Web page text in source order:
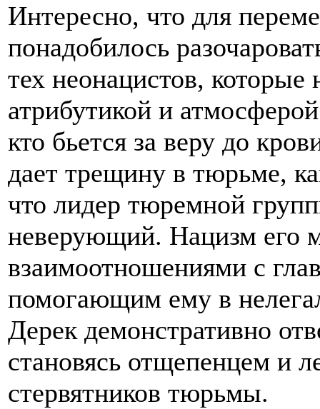
Интересно, что для
понадобилось
тех неонацистов, которые
атрибутикой и
кто бьется за веру до
дает трещину в тюрьме,
что лидер тюремной
неверующий. Нацизм его
взаимоотношениями с
помогающим ему в
Дерек демонстративно
становясь отщепенцем и
стервятников тюрьмы.